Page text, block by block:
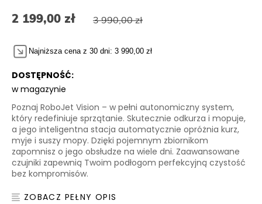
2 199,00 zł 3 990,00 zł
Najniższa cena z 30 dni: 3 990,00 zł
DOSTĘPNOŚĆ:
w magazynie
Poznaj RoboJet Vision – w pełni autonomiczny system,
który redefiniuje sprzątanie. Skutecznie odkurza i mopuje,
a jego inteligentna stacja automatycznie opróżnia kurz,
myje i suszy mopy. Dzięki pojemnym zbiornikom
zapomnisz o jego obsłudze na wiele dni. Zaawansowane
czujniki zapewnią Twoim podłogom perfekcyjną czystość
bez kompromisów.
ZOBACZ PEŁNY OPIS